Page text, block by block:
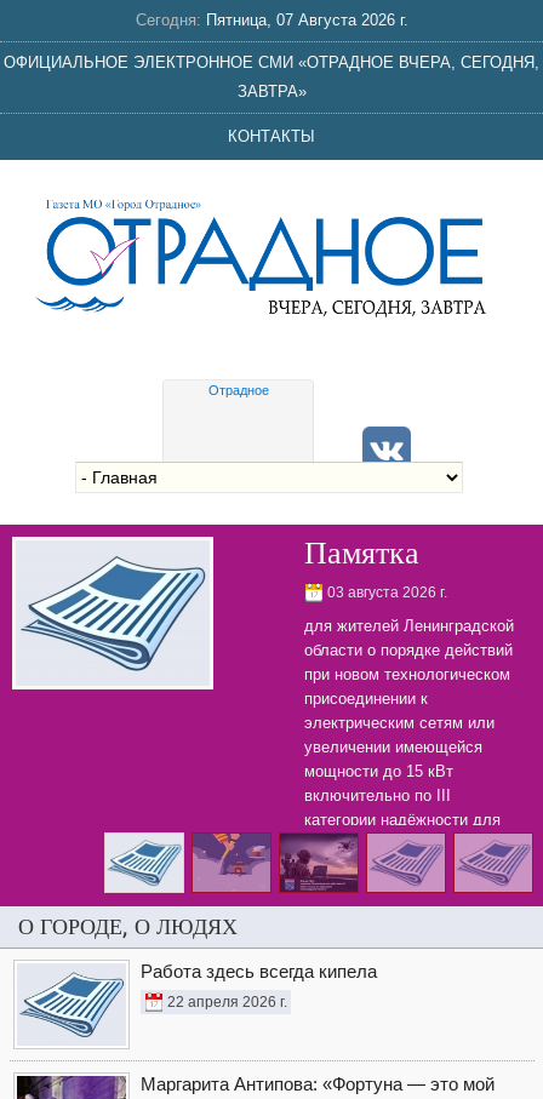
Сегодня: Пятница, 07 Августа 2026 г.
ОФИЦИАЛЬНОЕ ЭЛЕКТРОННОЕ СМИ «ОТРАДНОЕ ВЧЕРА, СЕГОДНЯ,
ЗАВТРА»
КОНТАКТЫ
Отрадное
Памятка
03 августа 2026 г.
для жителей Ленинградской
области о порядке действий
при новом технологическом
присоединении к
электрическим сетям или
увеличении имеющейся
мощности до 15 кВт
включительно по III
категории надёжности для
бытовых нужд.
О ГОРОДЕ, О ЛЮДЯХ
Работа здесь всегда кипела
22 апреля 2026 г.
Маргарита Антипова: «Фортуна — это мой